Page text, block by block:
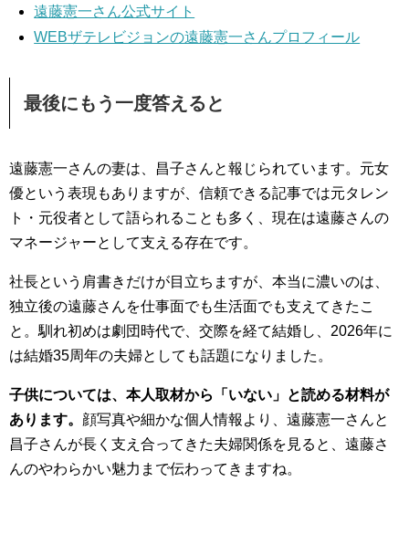
遠藤憲一さん公式サイト
WEBザテレビジョンの遠藤憲一さんプロフィール
最後にもう一度答えると
遠藤憲一さんの妻は、昌子さんと報じられています。元女
優という表現もありますが、信頼できる記事では元タレン
ト・元役者として語られることも多く、現在は遠藤さんの
マネージャーとして支える存在です。
社長という肩書きだけが目立ちますが、本当に濃いのは、
独立後の遠藤さんを仕事面でも生活面でも支えてきたこ
と。馴れ初めは劇団時代で、交際を経て結婚し、2026年に
は結婚35周年の夫婦としても話題になりました。
子供については、本人取材から「いない」と読める材料が
あります。 顔写真や細かな個人情報より、遠藤憲一さんと
昌子さんが長く支え合ってきた夫婦関係を見ると、遠藤さ
んのやわらかい魅力まで伝わってきますね。